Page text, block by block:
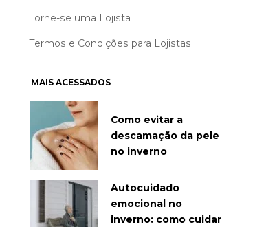
Torne-se uma Lojista
Termos e Condições para Lojistas
MAIS ACESSADOS
Como evitar a
descamação da pele
no inverno
Autocuidado
emocional no
inverno: como cuidar